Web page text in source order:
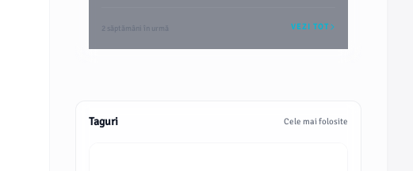
2 săptămâni în urmă VEZI TOT
Taguri Cele mai folosite